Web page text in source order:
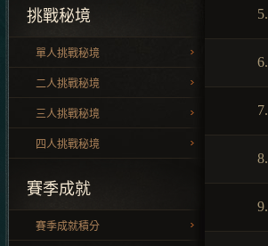
挑戰秘境
單人挑戰秘境
二人挑戰秘境
三人挑戰秘境
四人挑戰秘境
賽季成就
賽季成就積分
5.
6.
7.
8.
9.